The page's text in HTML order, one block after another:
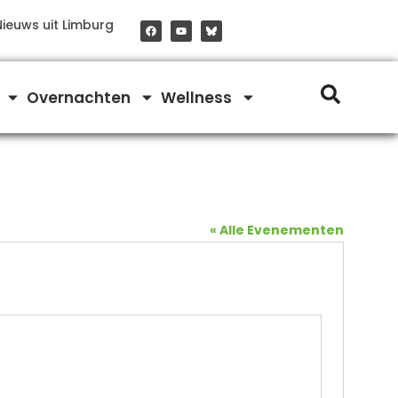
uit Limburg F
a
c
b
k
Y
o
u
u
Overnachten Wellness
« Alle Evenementen